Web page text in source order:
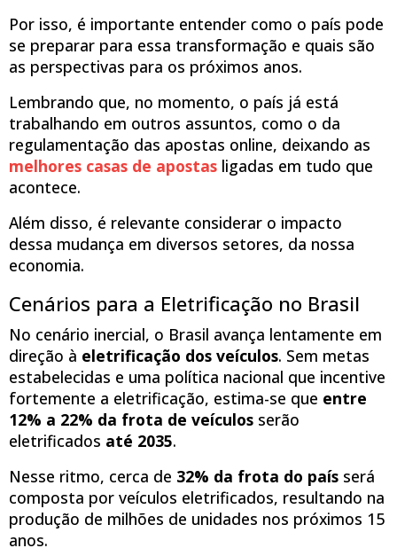
Por isso, é importante entender como o país pode
se preparar para essa transformação e quais são
as perspectivas para os próximos anos.
Lembrando que, no momento, o país já está
trabalhando em outros assuntos, como o da
regulamentação das apostas online, deixando as
melhores casas de apostas ligadas em tudo que
acontece.
Além disso, é relevante considerar o impacto
dessa mudança em diversos setores, da nossa
economia.
Cenários para a Eletrificação no Brasil
No cenário inercial, o Brasil avança lentamente em
direção à eletrificação dos veículos. Sem metas
estabelecidas e uma política nacional que incentive
fortemente a eletrificação, estima-se que entre
12% a 22% da frota de veículos serão
eletrificados até 2035.
Nesse ritmo, cerca de 32% da frota do país será
composta por veículos eletrificados, resultando na
produção de milhões de unidades nos próximos 15
anos.